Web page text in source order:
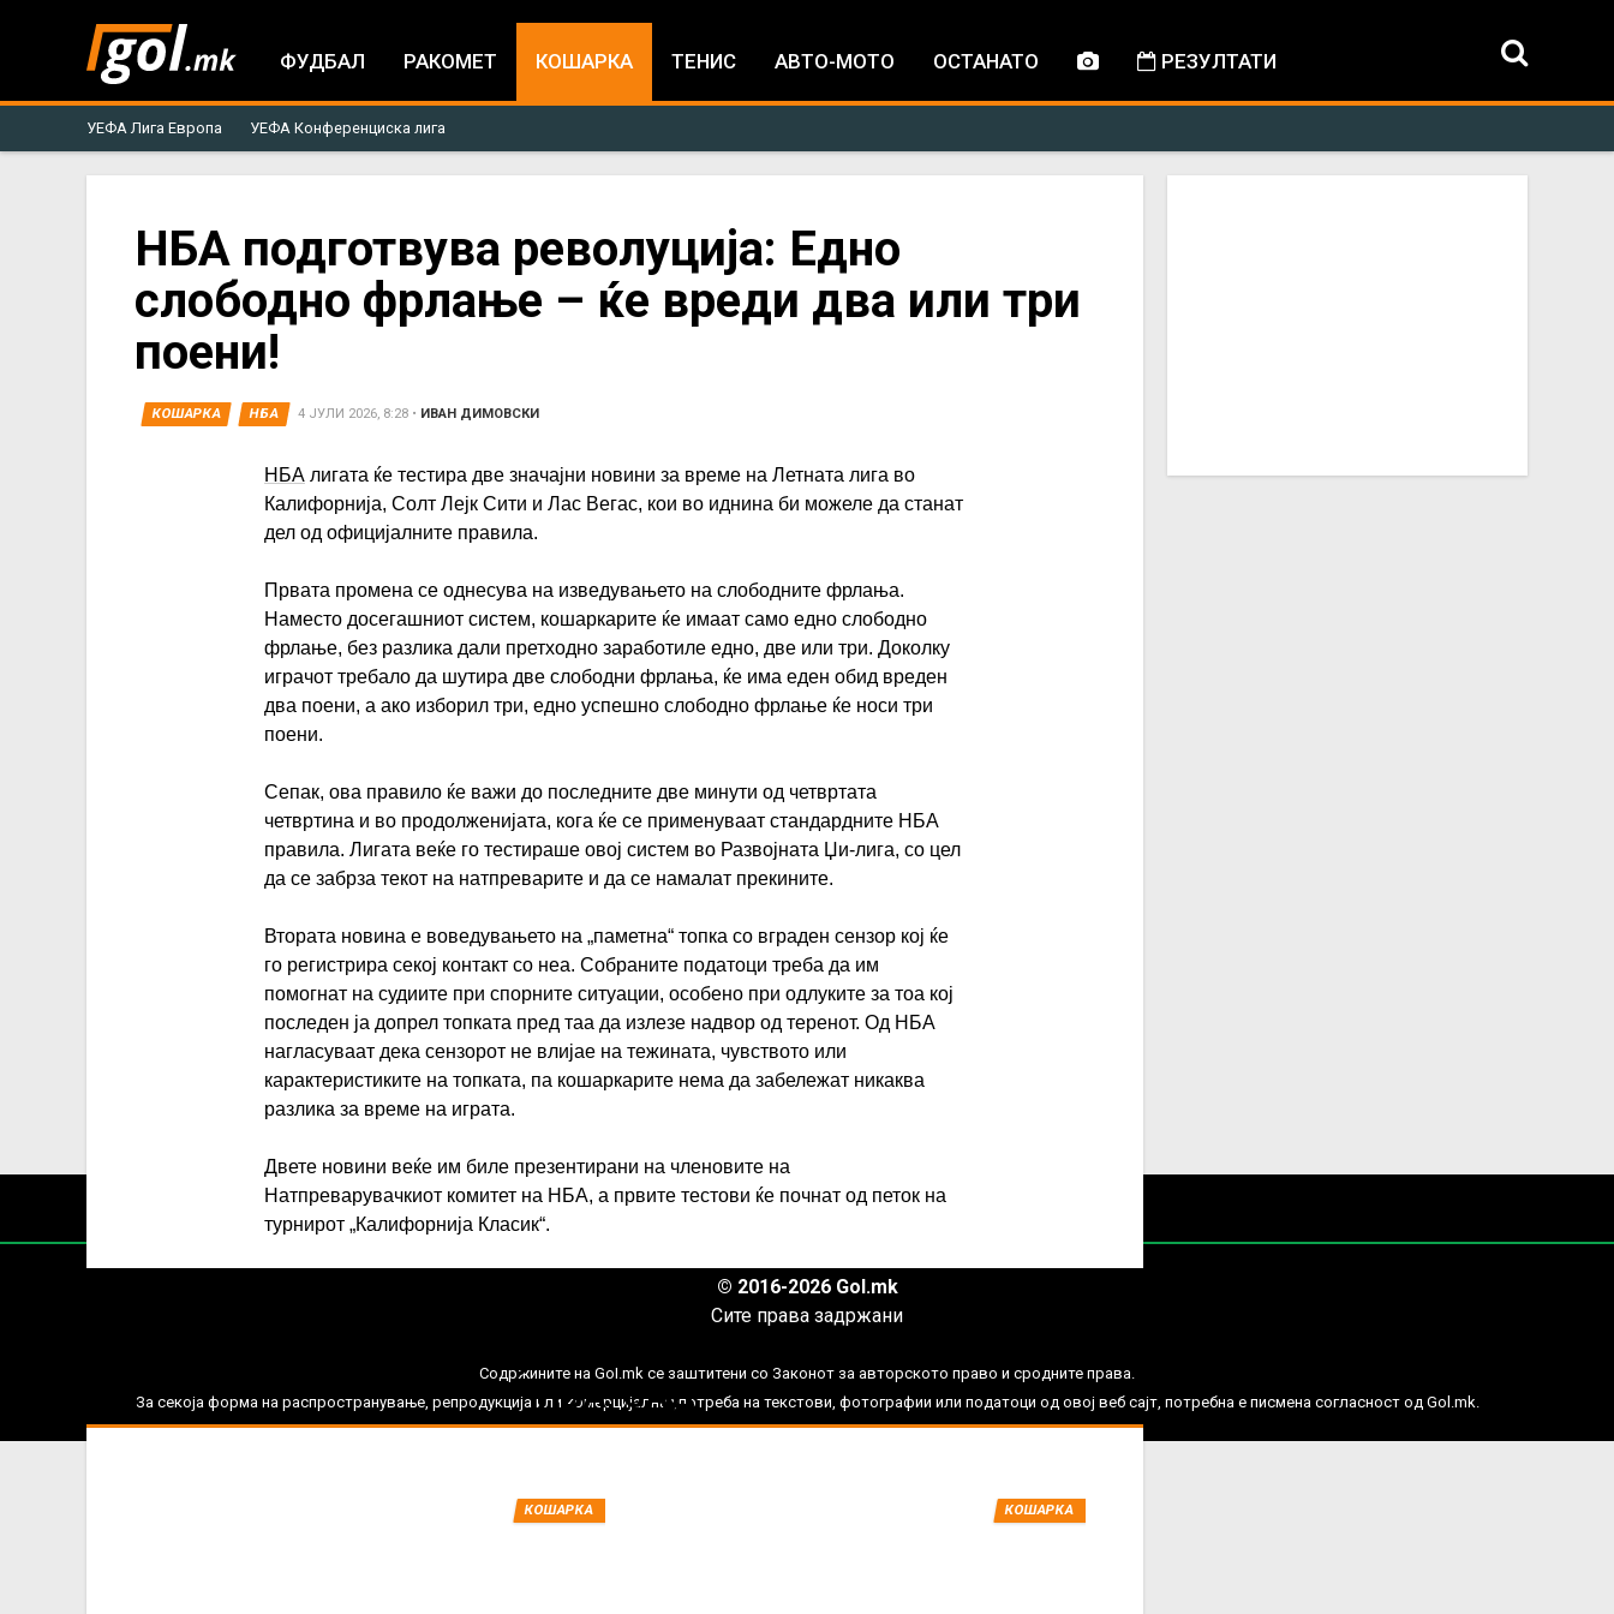
ФУДБАЛ РАКОМЕТ КОШАРКА ТЕНИС АВТО-МОТО ОСТАНАТО РЕЗУЛТАТИ
УЕФА Лига Европа УЕФА Конференциска лига
here
НБА подготвува револуција: Едно
слободно фрлање – ќе вреди два или три
поени!
КОШАРКА НБА 4 ЈУЛИ 2026, 8:28 • ИВАН ДИМОВСКИ
НБА лигата ќе тестира две значајни новини за време на Летната лига во
Калифорнија, Солт Лејк Сити и Лас Вегас, кои во иднина би можеле да станат
дел од официјалните правила.
Првата промена се однесува на изведувањето на слободните фрлања.
Наместо досегашниот систем, кошаркарите ќе имаат само едно слободно
фрлање, без разлика дали претходно заработиле едно, две или три. Доколку
играчот требало да шутира две слободни фрлања, ќе има еден обид вреден
два поени, а ако изборил три, едно успешно слободно фрлање ќе носи три
поени.
Сепак, ова правило ќе важи до последните две минути од четвртата
четвртина и во продолженијата, кога ќе се применуваат стандардните НБА
правила. Лигата веќе го тестираше овој систем во Развојната Џи-лига, со цел
да се забрза текот на натпреварите и да се намалат прекините.
Втората новина е воведувањето на „паметна“ топка со вграден сензор кој ќе
го регистрира секој контакт со неа. Собраните податоци треба да им
помогнат на судиите при спорните ситуации, особено при одлуките за тоа кој
последен ја допрел топката пред таа да излезе надвор од теренот. Од НБА
нагласуваат дека сензорот не влијае на тежината, чувството или
карактеристиките на топката, па кошаркарите нема да забележат никаква
разлика за време на играта.
Двете новини веќе им биле презентирани на членовите на
Натпреварувачкиот комитет на НБА, а првите тестови ќе почнат од петок на
турнирот „Калифорнија Класик“.
Најнови вести од
НБА, САД
КОШАРКА КОШАРКА
ИМПРЕСУМ МАРКЕТИНГ КОНТАКТ
© 2016-2026 Gol.mk
Сите права задржани
Содржините на Gol.mk се заштитени со Законот за авторското право и сродните права.
За секоја форма на распространување, репродукција или комерцијална употреба на текстови, фотографии или податоци од овој веб сајт, потребна е писмена согласност од Gol.mk.